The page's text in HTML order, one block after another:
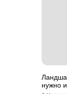
нужно